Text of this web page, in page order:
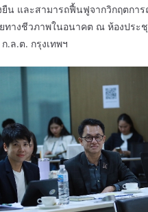
น และสามารถฟื้นฟูจากวิกฤตกา
ทางชีวภาพในอนาคต ณ ห้องประชุ
.ล.ต. กรุงเทพฯ